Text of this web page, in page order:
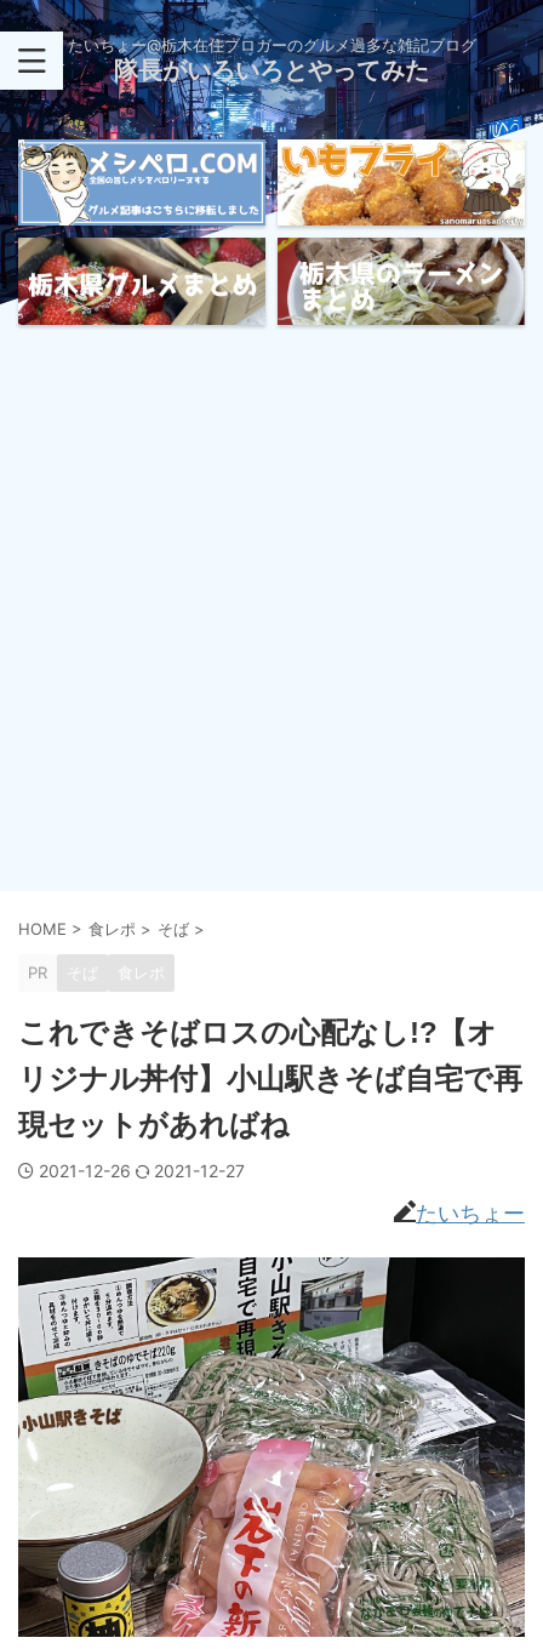
たいちょー@栃木在住ブロガーのグルメ過多な雑記ブログ
隊長がいろいろとやってみた
HOME > 食レポ > そば >
PR そば 食レポ
これできそばロスの心配なし!?【オ
リジナル丼付】小山駅きそば自宅で再
現セットがあればね
2021-12-26 2021-12-27
たいちょー